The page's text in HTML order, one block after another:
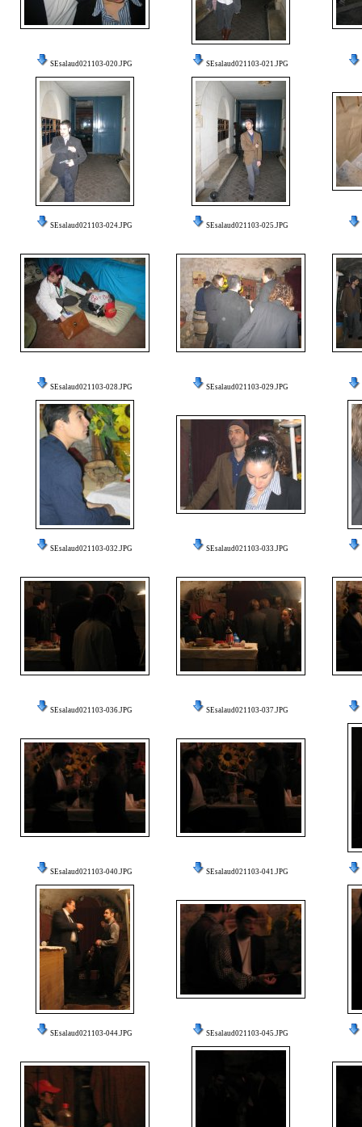
SEsalaud021103-020.JPG SEsalaud021103-021.JPG
SEsalaud021103-024.JPG SEsalaud021103-025.JPG
SEsalaud021103-028.JPG SEsalaud021103-029.JPG
SEsalaud021103-032.JPG SEsalaud021103-033.JPG
SEsalaud021103-036.JPG SEsalaud021103-037.JPG
SEsalaud021103-040.JPG SEsalaud021103-041.JPG
SEsalaud021103-044.JPG SEsalaud021103-045.JPG